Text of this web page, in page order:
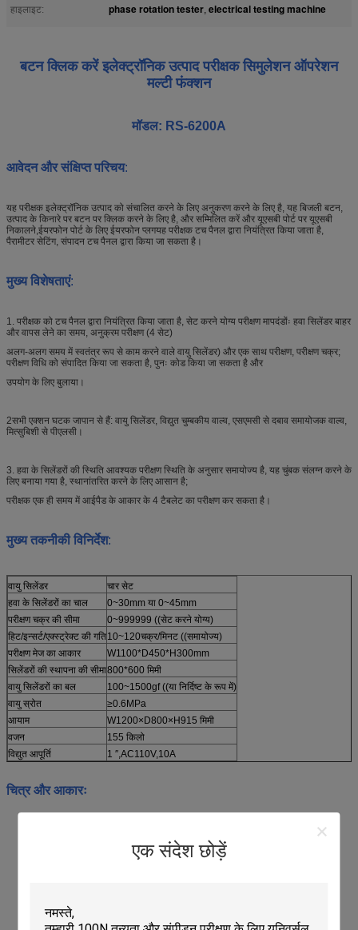
एक संदेश छोड़ें
हाइलाइट:
phase rotation tester, electrical testing machine
बटन क्लिक करें इलेक्ट्रॉनिक उत्पाद परीक्षक सिमुलेशन ऑपरेशन
मल्टी फंक्शन
मॉडल: RS-6200A
आवेदन और संक्षिप्त परिचय:
यह परीक्षक इलेक्ट्रॉनिक उत्पाद को संचालित करने के लिए अनुकरण करने के लिए है, यह बिजली बटन,
उत्पाद के किनारे पर बटन पर क्लिक करने के लिए है, और सम्मिलित करें और यूएसबी पोर्ट पर यूएसबी
निकालने,ईयरफोन पोर्ट के लिए ईयरफोन प्लगयह परीक्षक टच पैनल द्वारा नियंत्रित किया जाता है,
पैरामीटर सेटिंग, संपादन टच पैनल द्वारा किया जा सकता है।
मुख्य विशेषताएं:
1. परीक्षक को टच पैनल द्वारा नियंत्रित किया जाता है, सेट करने योग्य परीक्षण मापदंडोंः हवा सिलेंडर बाहर
और वापस लेने का समय, अनुक्रम परीक्षण (4 सेट)
अलग-अलग समय में स्वतंत्र रूप से काम करने वाले वायु सिलेंडर) और एक साथ परीक्षण, परीक्षण चक्र;
परीक्षण विधि को संपादित किया जा सकता है, पुनः कोड किया जा सकता है और
उपयोग के लिए बुलाया।
2सभी एक्शन घटक जापान से हैं: वायु सिलेंडर, विद्युत चुम्बकीय वाल्व, एसएमसी से दबाव समायोजक वाल्व,
मित्सुबिशी से पीएलसी।
3. हवा के सिलेंडरों की स्थिति आवश्यक परीक्षण स्थिति के अनुसार समायोज्य है, यह चुंबक संलग्न करने के
लिए बनाया गया है, स्थानांतरित करने के लिए आसान है;
परीक्षक एक ही समय में आईपैड के आकार के 4 टैबलेट का परीक्षण कर सकता है।
मुख्य तकनीकी विनिर्देश:
वायु सिलेंडर
चार सेट
हवा के सिलेंडरों का चाल
0~30mm या 0~45mm
परीक्षण चक्र की सीमा
0~999999 ((सेट करने योग्य)
हिट/इन्सर्ट/एक्स्ट्रेक्ट की गति10~120चक्र/मिनट ((समायोज्य)
परीक्षण मेज का आकार
W1100*D450*H300mm
सिलेंडरों की स्थापना की सीमा800*600 मिमी
वायु सिलेंडरों का बल
100~1500gf ((या निर्दिष्ट के रूप में)
वायु स्रोत
≥0.6MPa
आयाम
W1200×D800×H915 मिमी
वजन
155 किलो
विद्युत आपूर्ति
1 ′′,AC110V,10A
चित्र और आकारः